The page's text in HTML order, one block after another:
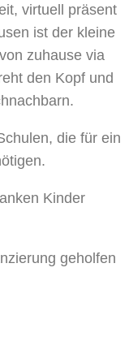
virtuell präsent
ist der kleine
zuhause via
den Kopf und
die für ein
Kinder
geholfen